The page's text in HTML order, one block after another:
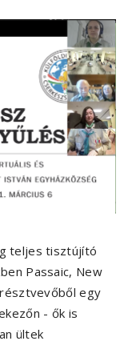
teljes tisztújító
Passaic, New
egy
- ők is
ültek